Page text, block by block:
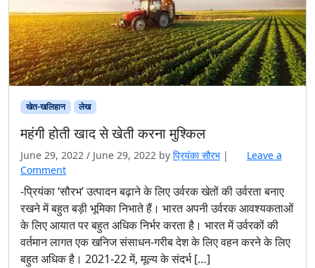
सु
प
र
फ़ू
ड
मो
टे
अ
ना
ज
की
कृ
ति
क
कृ
षि
खेत-खलिहान लेख
महंगी होती खाद से खेती करना मुश्किल
June 29, 2022 / June 29, 2022 by प्रियंका सौरभ |
Leave a
Comment
-प्रियंका ‘सौरभ’ उत्पादन बढ़ाने के लिए उर्वरक खेतों की उर्वरता बनाए
रखने में बहुत बड़ी भूमिका निभाते हैं। भारत अपनी उर्वरक आवश्यकताओं
के लिए आयात पर बहुत अधिक निर्भर करता है। भारत में उर्वरकों की
वर्तमान लागत एक खनिज संसाधन-गरीब देश के लिए वहन करने के लिए
बहुत अधिक है। 2021-22 में, मूल्य के संदर्भ […]